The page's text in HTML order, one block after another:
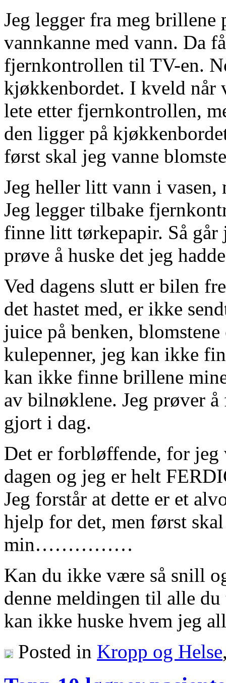
Jeg legger fra meg
vannkanne med vann. Da
fjernkontrollen til TV-en.
kjøkkenbordet. I kveld når
lete etter fjernkontrollen,
den ligger på
først skal jeg vanne
Jeg heller litt vann i vasen,
Jeg legger tilbake
finne litt tørkepapir. Så går
prøve å huske det jeg
Ved dagens slutt er bilen
det hastet med, er ikke
juice på benken,
kulepenner, jeg kan ikke
kan ikke finne brillene
av bilnøklene. Jeg prøver
gjort i dag.
Det er forbløffende, for
dagen og jeg er helt
Jeg forstår at dette er et
hjelp for det, men først
min……………
Kan du ikke være så snill
denne meldingen til alle
kan ikke huske hvem jeg
Posted in Kropp og Helse